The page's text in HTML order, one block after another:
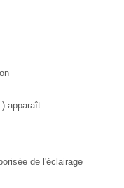
apparaît.
de l'éclairage